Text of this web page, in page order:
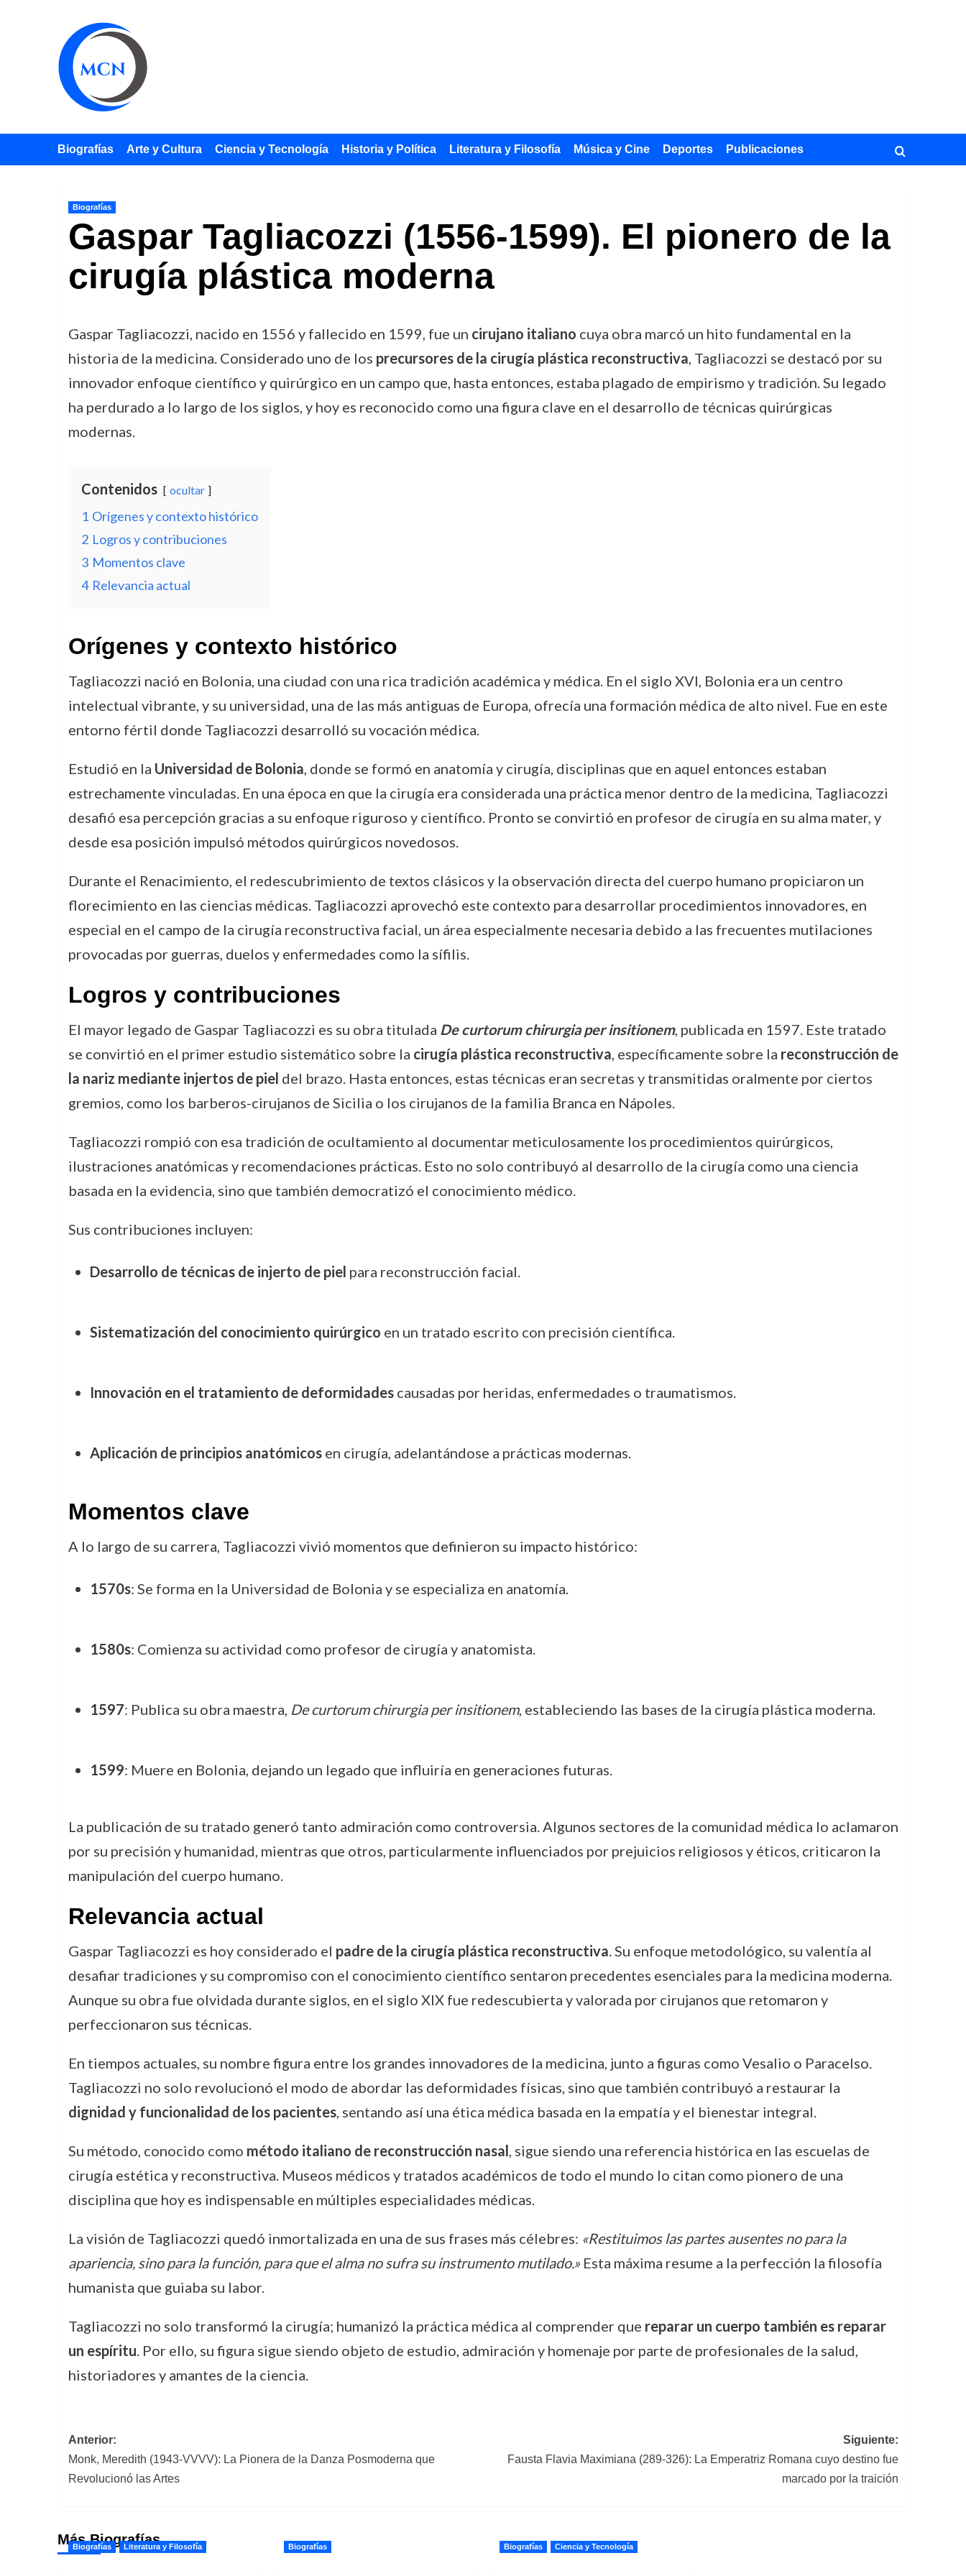
Biografías Arte y Cultura Ciencia y Tecnología Historia y Política Literatura y Filosofía Música y Cine Deportes Publicaciones
Biografías
Gaspar Tagliacozzi (1556-1599). El pionero de la
cirugía plástica moderna
Gaspar Tagliacozzi, nacido en 1556 y fallecido en 1599, fue un cirujano italiano cuya obra marcó un hito fundamental en la
historia de la medicina. Considerado uno de los precursores de la cirugía plástica reconstructiva, Tagliacozzi se destacó por su
innovador enfoque científico y quirúrgico en un campo que, hasta entonces, estaba plagado de empirismo y tradición. Su legado
ha perdurado a lo largo de los siglos, y hoy es reconocido como una figura clave en el desarrollo de técnicas quirúrgicas
modernas.
Contenidos ocultar
1 Orígenes y contexto histórico
2 Logros y contribuciones
3 Momentos clave
4 Relevancia actual
Orígenes y contexto histórico
Tagliacozzi nació en Bolonia, una ciudad con una rica tradición académica y médica. En el siglo XVI, Bolonia era un centro
intelectual vibrante, y su universidad, una de las más antiguas de Europa, ofrecía una formación médica de alto nivel. Fue en este
entorno fértil donde Tagliacozzi desarrolló su vocación médica.
Estudió en la Universidad de Bolonia, donde se formó en anatomía y cirugía, disciplinas que en aquel entonces estaban
estrechamente vinculadas. En una época en que la cirugía era considerada una práctica menor dentro de la medicina, Tagliacozzi
desafió esa percepción gracias a su enfoque riguroso y científico. Pronto se convirtió en profesor de cirugía en su alma mater, y
desde esa posición impulsó métodos quirúrgicos novedosos.
Durante el Renacimiento, el redescubrimiento de textos clásicos y la observación directa del cuerpo humano propiciaron un
florecimiento en las ciencias médicas. Tagliacozzi aprovechó este contexto para desarrollar procedimientos innovadores, en
especial en el campo de la cirugía reconstructiva facial, un área especialmente necesaria debido a las frecuentes mutilaciones
provocadas por guerras, duelos y enfermedades como la sífilis.
Logros y contribuciones
El mayor legado de Gaspar Tagliacozzi es su obra titulada De curtorum chirurgia per insitionem, publicada en 1597. Este tratado
se convirtió en el primer estudio sistemático sobre la cirugía plástica reconstructiva, específicamente sobre la reconstrucción de
la nariz mediante injertos de piel del brazo. Hasta entonces, estas técnicas eran secretas y transmitidas oralmente por ciertos
gremios, como los barberos-cirujanos de Sicilia o los cirujanos de la familia Branca en Nápoles.
Tagliacozzi rompió con esa tradición de ocultamiento al documentar meticulosamente los procedimientos quirúrgicos,
ilustraciones anatómicas y recomendaciones prácticas. Esto no solo contribuyó al desarrollo de la cirugía como una ciencia
basada en la evidencia, sino que también democratizó el conocimiento médico.
Sus contribuciones incluyen:
Desarrollo de técnicas de injerto de piel para reconstrucción facial.
Sistematización del conocimiento quirúrgico en un tratado escrito con precisión científica.
Innovación en el tratamiento de deformidadescausadas por heridas, enfermedades o traumatismos.
Aplicación de principios anatómicosen cirugía, adelantándose a prácticas modernas.
Momentos clave
A lo largo de su carrera, Tagliacozzi vivió momentos que definieron su impacto histórico:
1570s: Se forma en la Universidad de Bolonia y se especializa en anatomía.
1580s: Comienza su actividad como profesor de cirugía y anatomista.
1597: Publica su obra maestra, De curtorum chirurgia per insitionem, estableciendo las bases de la cirugía plástica moderna.
1599: Muere en Bolonia, dejando un legado que influiría en generaciones futuras.
La publicación de su tratado generó tanto admiración como controversia. Algunos sectores de la comunidad médica lo aclamaron
por su precisión y humanidad, mientras que otros, particularmente influenciados por prejuicios religiosos y éticos, criticaron la
manipulación del cuerpo humano.
Relevancia actual
Gaspar Tagliacozzi es hoy considerado el padre de la cirugía plástica reconstructiva. Su enfoque metodológico, su valentía al
desafiar tradiciones y su compromiso con el conocimiento científico sentaron precedentes esenciales para la medicina moderna.
Aunque su obra fue olvidada durante siglos, en el siglo XIX fue redescubierta y valorada por cirujanos que retomaron y
perfeccionaron sus técnicas.
En tiempos actuales, su nombre figura entre los grandes innovadores de la medicina, junto a figuras como Vesalio o Paracelso.
Tagliacozzi no solo revolucionó el modo de abordar las deformidades físicas, sino que también contribuyó a restaurar la
dignidad y funcionalidad de los pacientes, sentando así una ética médica basada en la empatía y el bienestar integral.
Su método, conocido como método italiano de reconstrucción nasal, sigue siendo una referencia histórica en las escuelas de
cirugía estética y reconstructiva. Museos médicos y tratados académicos de todo el mundo lo citan como pionero de una
disciplina que hoy es indispensable en múltiples especialidades médicas.
La visión de Tagliacozzi quedó inmortalizada en una de sus frases más célebres: «Restituimos las partes ausentes no para la
apariencia, sino para la función, para que el alma no sufra su instrumento mutilado.»Esta máxima resume a la perfección la filosofía
humanista que guiaba su labor.
Tagliacozzi no solo transformó la cirugía; humanizó la práctica médica al comprender que reparar un cuerpo también es reparar
un espíritu. Por ello, su figura sigue siendo objeto de estudio, admiración y homenaje por parte de profesionales de la salud,
historiadores y amantes de la ciencia.
Navegación
de
Anterior:
Monk, Meredith (1943-VVVV): La Pionera de la Danza Posmoderna que
Revolucionó las Artes
Siguiente:
Fausta Flavia Maximiana (289-326): La Emperatriz Romana cuyo destino fue
marcado por la traición
Más Biografías
Biografías Literatura y Filosofía Biografías Biografías Ciencia y Tecnología